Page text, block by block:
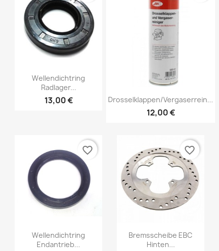
Wellendichtring
Radlager...
13,00 € Drosselklappen/Vergaserrein...
12,00 €
Wellendichtring
Endantrieb...
favorite_border
Bremsscheibe EBC
Hinten...
favorite_border